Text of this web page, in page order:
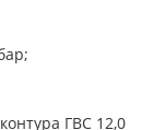
ГВС 12,0